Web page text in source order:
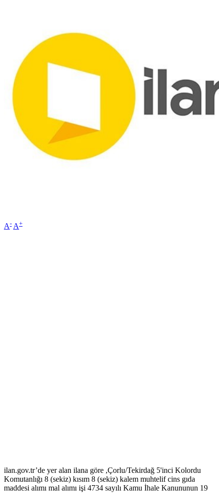
A- A+
ilan.gov.tr’de yer alan ilana göre ,Çorlu/Tekirdağ 5'inci Kolordu
Komutanlığı 8 (sekiz) kısım 8 (sekiz) kalem muhtelif cins gıda
maddesi alımı mal alımı işi 4734 sayılı Kamu İhale Kanununun 19